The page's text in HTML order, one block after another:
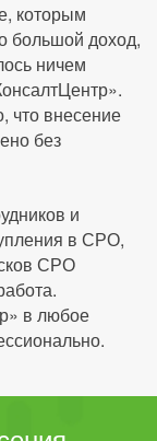
которым
большой доход,
ничем
что внесение
без
и
в СРО,
СРО
в любое